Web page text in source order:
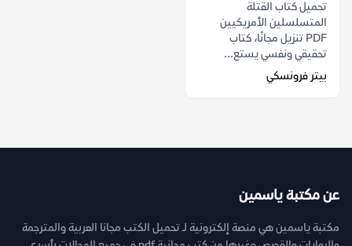
تحميل كتاب القتلة
المتسلسلين الأمريكيين
PDF تنزيل مجانًا، كتاب
تحقيقي ونفسي يستع...
بيتر فرونسكي
عن مكتبة ياسمين
مكتبة ياسمين هي منصة إلكترونية لـ تحميل الكتب مجانا العربية والمترجمة